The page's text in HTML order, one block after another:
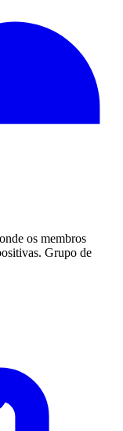
os membros
Grupo de